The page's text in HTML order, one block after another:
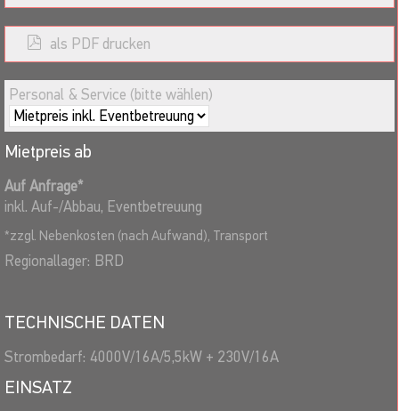
als PDF drucken
Personal & Service (bitte wählen)
Mietpreis ab
Auf Anfrage*
inkl. Auf-/Abbau, Eventbetreuung
*zzgl. Nebenkosten (nach Aufwand), Transport
Regionallager: BRD
TECHNISCHE DATEN
Strombedarf: 4000V/16A/5,5kW + 230V/16A
EINSATZ